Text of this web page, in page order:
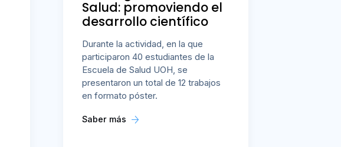
Salud: promoviendo el
desarrollo científico
Durante la actividad, en la que
participaron 40 estudiantes de la
Escuela de Salud UOH, se
presentaron un total de 12 trabajos
en formato póster.
Saber más